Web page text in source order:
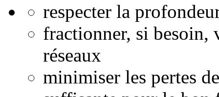
respecter la
fractionner, si besoin,
réseaux
minimiser les pertes